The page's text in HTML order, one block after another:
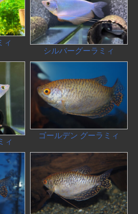
ィ
シルバーグーラミィ
ィ
ゴールデン グーラミィ